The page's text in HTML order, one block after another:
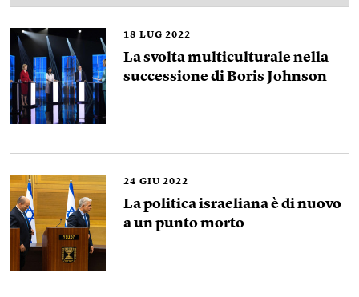
18 LUG 2022
La svolta multiculturale nella
successione di Boris Johnson
24 GIU 2022
La politica israeliana è di nuovo
a un punto morto